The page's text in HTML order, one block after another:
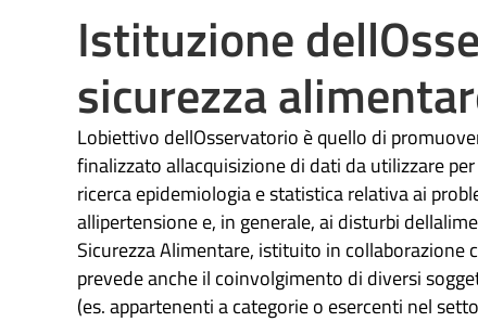
Istituzione
sicurezza
Lobiettivo dellOsservatorio è quello di
finalizzato allacquisizione di dati da utilizzare
ricerca epidemiologia e statistica relativa ai
allipertensione e, in generale, ai disturbi
Sicurezza Alimentare, istituito in collaborazione
prevede anche il coinvolgimento di diversi
(es. appartenenti a categorie o esercenti nel